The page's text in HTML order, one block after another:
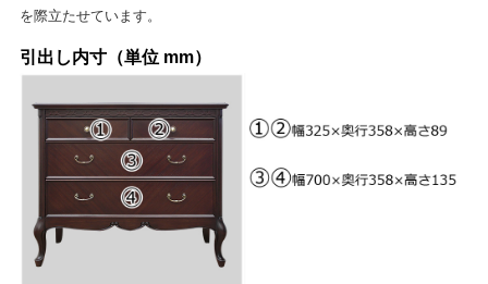
を際立たせています。
引出し内寸（単位 mm）